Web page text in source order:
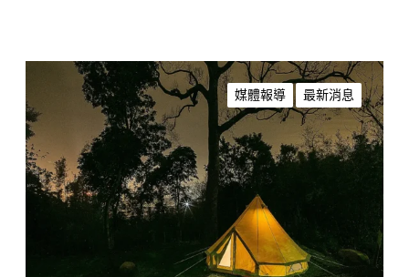
都
在
瘋
的
「
媒體報導 最新消息